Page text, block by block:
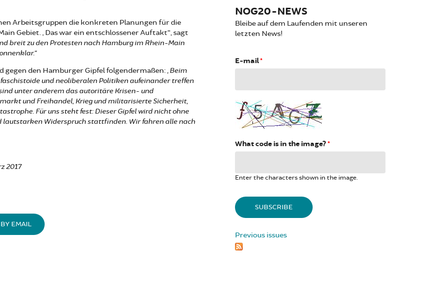
Arbeitsgruppen die konkreten Planungen für die
Gebiet. „Das war ein entschlossener Auftakt“, sagt
breit zu den Protesten nach Hamburg im Rhein-Main
gegen den Hamburger Gipfel folgendermaßen: „Beim
und neoliberalen Politiken aufeinander treffen
unter anderem das autoritäre Krisen- und
und Freihandel, Krieg und militarisierte Sicherheit,
Für uns steht fest: Dieser Gipfel wird nicht ohne
lautstarken Widerspruch stattfinden. Wir fahren alle nach
2017
EMAIL
NOG20-NEWS
Bleibe auf dem Laufenden mit unseren
letzten News!
E-mail*
What code is in the image? *
Enter the characters shown in the image.
Previous issues